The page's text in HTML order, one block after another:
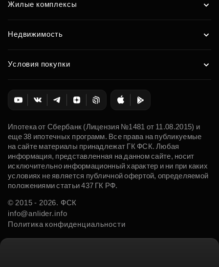
Жилые комплексы
Недвижимость
Условия покупки
Ипотека от Сбербанк (Лицензия №1481 от 11.08.2015) и
еще 38 ипотечных программ. Все права на публикуемые
на сайте материалы принадлежат ГК ФСК. Любая
информация, представленная на данном сайте, носит
исключительно информационный характер и ни при каких
условиях не является публичной офертой, определяемой
положениями статьи 437 ГК РФ.
© 2015 - 2026. ФСК
info@anlider.info
Политика конфиденциальности